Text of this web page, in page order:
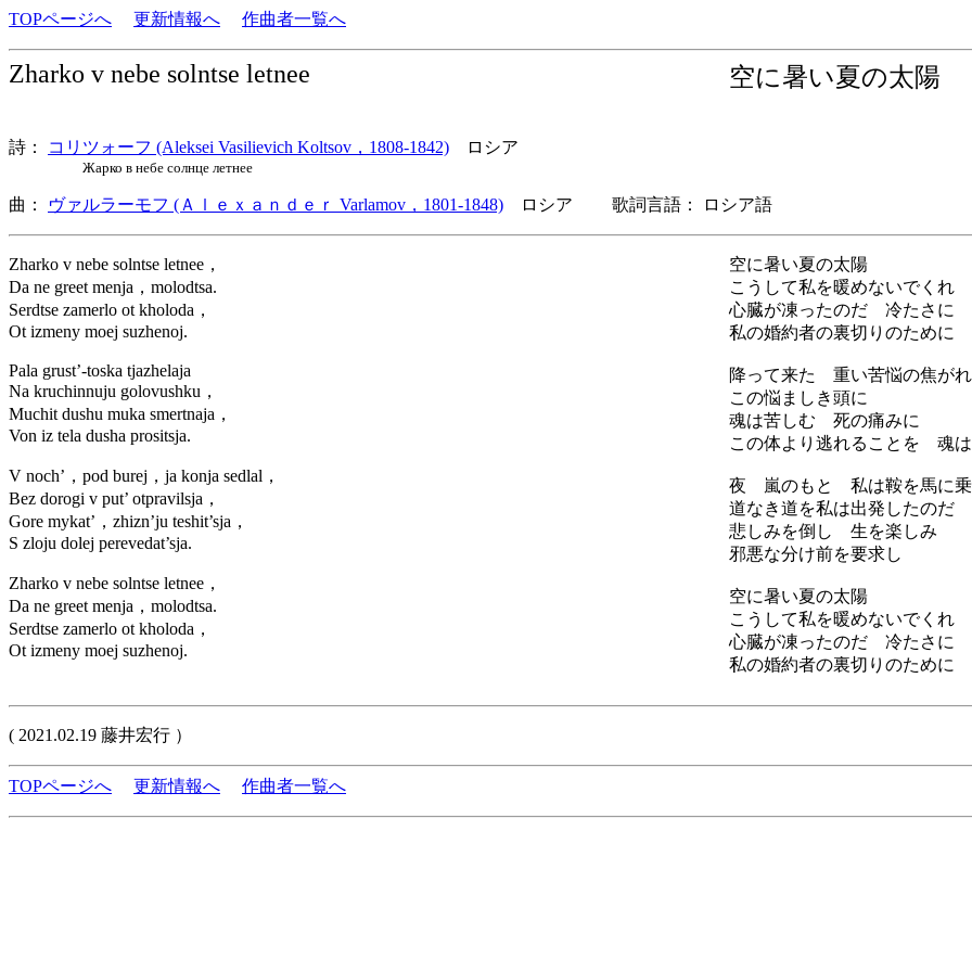
TOPページへ 更新情報へ 作曲者一覧へ
Zharko v nebe solntse letnee 空に暑い夏の太陽
詩： コリツォーフ (Aleksei Vasilievich Koltsov，1808-1842) ロシア
Жарко в небе солнце летнее
曲： ヴァルラーモフ (Ａｌｅｘａｎｄｅｒ Varlamov，1801-1848) ロシア 歌詞言語： ロシア語
Zharko v nebe solntse letnee，
Da ne greet menja，molodtsa.
Serdtse zamerlo ot kholoda，
Ot izmeny moej suzhenoj.
Pala grust’-toska tjazhelaja
Na kruchinnuju golovushku，
Muchit dushu muka smertnaja，
Von iz tela dusha prositsja.
V noch’，pod burej，ja konja sedlal，
Bez dorogi v put’ otpravilsja，
Gore mykat’，zhizn’ju teshit’sja，
S zloju dolej perevedat’sja.
Zharko v nebe solntse letnee，
Da ne greet menja，molodtsa.
Serdtse zamerlo ot kholoda，
Ot izmeny moej suzhenoj.
空に暑い夏の太陽
こうして私を暖めないでくれ
心臓が凍ったのだ 冷たさに
私の婚約者の裏切りのために
降って来た 重い苦悩の焦が
この悩ましき頭に
魂は苦しむ 死の痛みに
この体より逃れることを 魂
夜 嵐のもと 私は鞍を馬に乗
道なき道を私は出発したのだ
悲しみを倒し 生を楽しみ
邪悪な分け前を要求し
空に暑い夏の太陽
こうして私を暖めないでくれ
心臓が凍ったのだ 冷たさに
私の婚約者の裏切りのために
( 2021.02.19 藤井宏行 ）
TOPページへ 更新情報へ 作曲者一覧へ